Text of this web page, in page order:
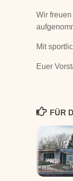
Wir
Mit
Euer
FÜR